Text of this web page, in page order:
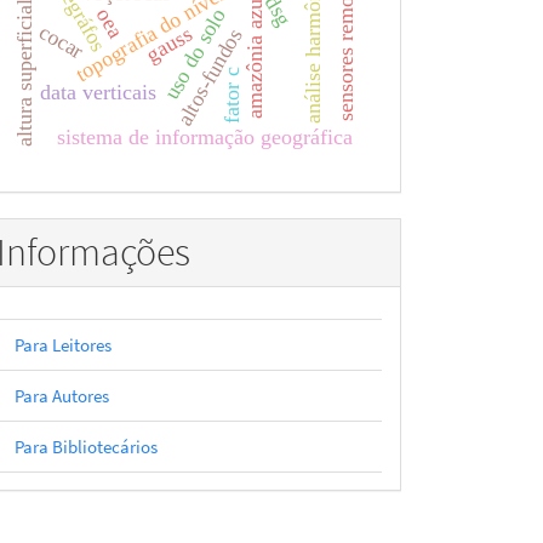
data verticais amazônia azul
uso do solo
sistema de informação geográfica
análise harmônicasensores remotos
altos-fundos
cocar
dsg
fator c
gauss
oea
Informações
Para Leitores
Para Autores
Para Bibliotecários